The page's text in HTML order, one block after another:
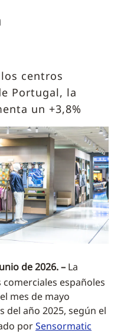
centros
Portugal, la
un +3,8%
de 2026. – La
españoles
mes de mayo
del año 2025, según el
porSensormatic